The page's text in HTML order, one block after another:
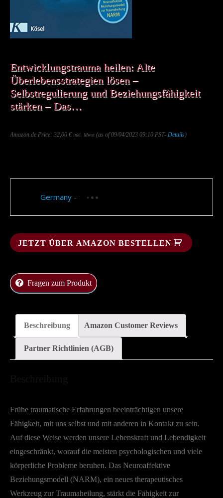
Entwicklungstrauma heilen: Alte
Überlebensstrategien lösen –
Selbstregulierung und Beziehungsfähigkeit
stärken – Das…
Amazon.de Price: 32,00 € inkl. Mwst (as of 09/04/2023 09:10 PST- Details)
Germany - not available
JETZT ÜBER AMAZON BESTELLEN
Fragen zum Produkt
Beschreibung Amazon Customer Reviews
Partner Richtlinien (AGB)
Frühe traumatische Erfahrungen beeinträchtigen unsere
Fähigkeit, mit uns selbst und mit anderen in Kontakt zu sein.
Auf diese Weise werden unsere Lebenskraft und Lebendigkeit
eingeschränkt, worauf die meisten psychologischen und viele
körperliche Probleme beruhen. Das Neuroaffektive
Beziehungsmodell (NARM), ein neues therapeutisches
Werkzeug zur Traumaheilung, stärkt die Fähigkeit zur